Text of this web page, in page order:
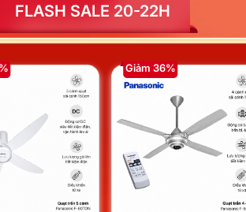
FLASH SALE 20-22H
Giảm 36%